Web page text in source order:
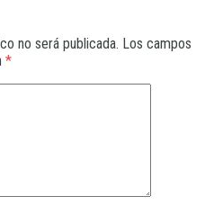
no será publicada. Los campos
*